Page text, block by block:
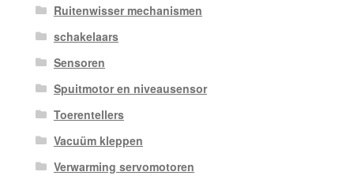
Ruitenwisser mechanismen
schakelaars
Sensoren
Spuitmotor en niveausensor
Toerentellers
Vacuüm kleppen
Verwarming servomotoren